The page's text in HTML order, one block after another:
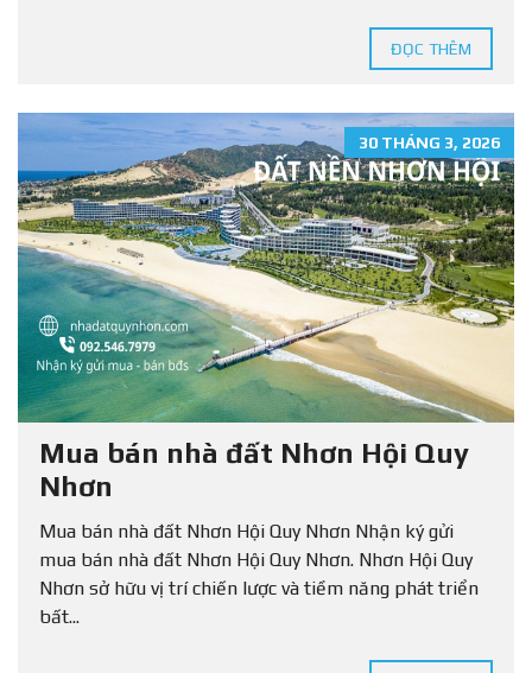
ĐỌC THÊM
30 THÁNG 3, 2026
Mua bán nhà đất Nhơn Hội Quy
Nhơn
Mua bán nhà đất Nhơn Hội Quy Nhơn Nhận ký gửi
mua bán nhà đất Nhơn Hội Quy Nhơn. Nhơn Hội Quy
Nhơn sở hữu vị trí chiến lược và tiềm năng phát triển
bất...